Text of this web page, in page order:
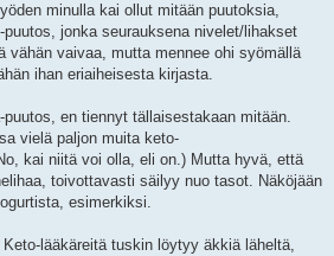
minulla kai ollut mitään puutoksia,
jonka seurauksena nivelet/lihakset
vähän vaivaa, mutta mennee ohi syömällä
ihan eriaiheisesta kirjasta.
en tiennyt tällaisestakaan mitään.
vielä paljon muita keto-
kai niitä voi olla, eli on.) Mutta hyvä, että
toivottavasti säilyy nuo tasot. Näköjään
esimerkiksi.
lääkäreitä tuskin löytyy äkkiä läheltä,